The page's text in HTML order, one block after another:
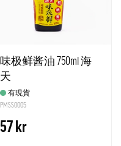
味极鲜酱油 750ml 海
天
有現貨
PMSS0005
57 kr